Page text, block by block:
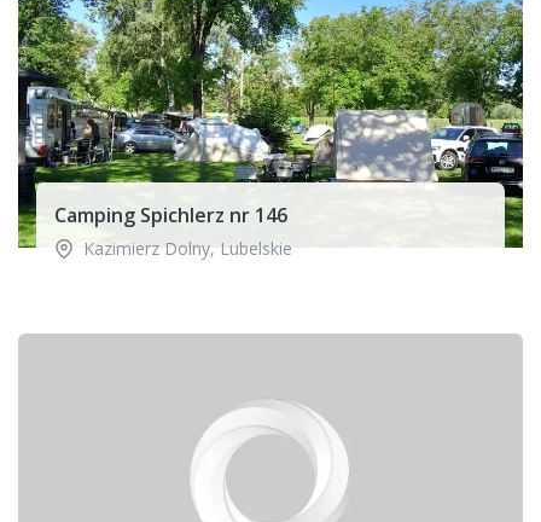
Camping Spichlerz nr 146
Kazimierz Dolny, Lubelskie